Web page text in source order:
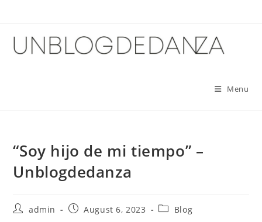
content
Menu
“Soy hijo de mi tiempo” –
Unblogdedanza
Postadmin
PostAugust 6, 2023
PostBlog